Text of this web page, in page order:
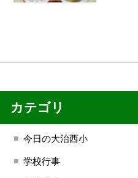
カテゴリ
今日の大治西小
学校行事